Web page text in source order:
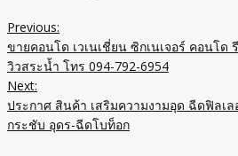
Previous:
ขายคอนโด เวเนเชี่ยน ซิกเนเจอร์ คอนโด
วิวสระน้ำ โทร 094-792-6954
Next:
ประกาศ สินค้า เสริมความงามอุด ฉีดฟิลเ
กระชับ อุดร-ฉีดโบท็อก